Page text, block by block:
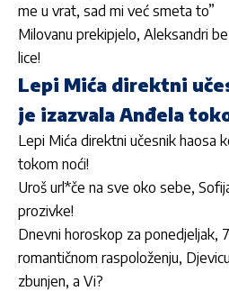
me u vrat, sad mi već smeta to”
Milovanu prekipjelo, Aleksandri
lice!
Lepi Mića direktni
je izazvala Anđela
Lepi Mića direktni učesnik haosa
tokom noći!
Uroš url*če na sve oko sebe,
prozivke!
Dnevni horoskop za ponedjeljak,
romantičnom raspoloženju,
zbunjen, a Vi?